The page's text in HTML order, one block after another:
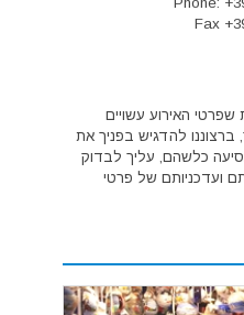
Fax
האירוע עשויים
ברצוננו להדגיש בפניך את
כלשהם, עליך לבדוק
ועדכניותם של פרטי